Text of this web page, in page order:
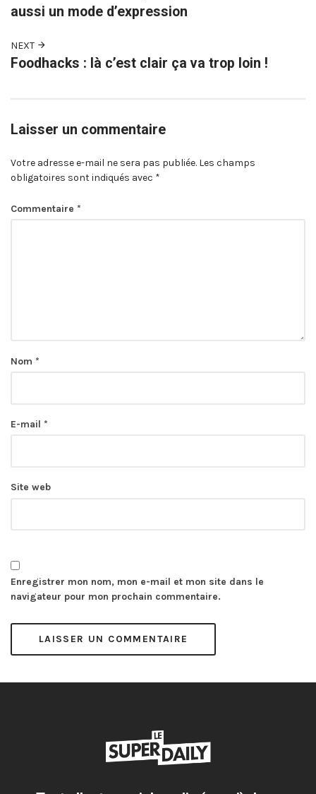
aussi un mode d’expression
NEXT
Foodhacks : là c’est clair ça va trop loin !
Laisser un commentaire
Votre adresse e-mail ne sera pas publiée. Les champs
obligatoires sont indiqués avec *
Commentaire *
Nom *
E-mail *
Site web
Enregistrer mon nom, mon e-mail et mon site dans le
navigateur pour mon prochain commentaire.